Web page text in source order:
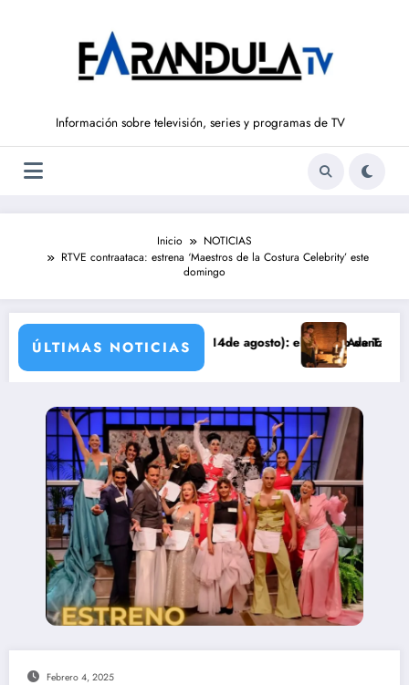
Información sobre televisión, series y programas de TV
Inicio
NOTICIAS
RTVE contraataca: estrena ‘Maestros de la Costura Celebrity’ este
domingo
ÚLTIMAS NOTICIAS
DE LIBERTAD’ (del 10 al 14de agosto): el secreto de Tasio sale a la
Avance VALLE
Febrero 4, 2025